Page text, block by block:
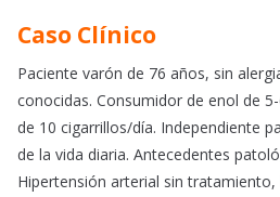
Caso Clínico
Paciente varón de 76 años, sin
conocidas. Consumidor de enol de
de 10 cigarrillos/día. Independiente
de la vida diaria. Antecedentes
Hipertensión arterial sin tratamiento,